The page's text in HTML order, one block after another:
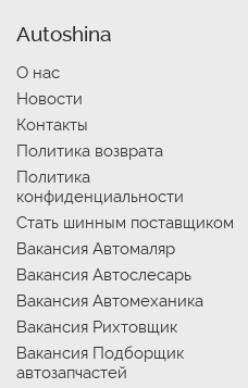
Autoshina
О нас
Новости
Контакты
Политика возврата
Политика
конфиденциальности
Стать шинным поставщиком
Вакансия Автомаляр
Вакансия Автослесарь
Вакансия Автомеханика
Вакансия Рихтовщик
Вакансия Подборщик
автозапчастей